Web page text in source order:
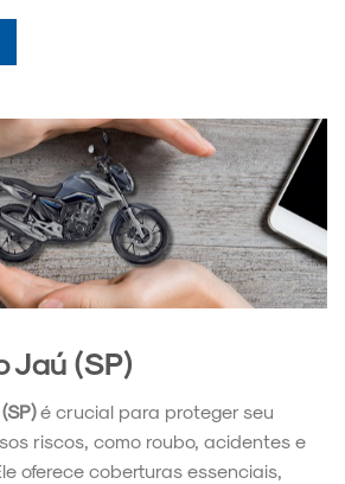
Jaú (SP)
é crucial para proteger seu
riscos, como roubo, acidentes e
oferece coberturas essenciais,